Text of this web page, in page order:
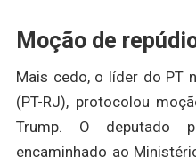
Moção de
Mais cedo, o líder do PT
(PT-RJ), protocolou
Trump. O deputado
encaminhado ao